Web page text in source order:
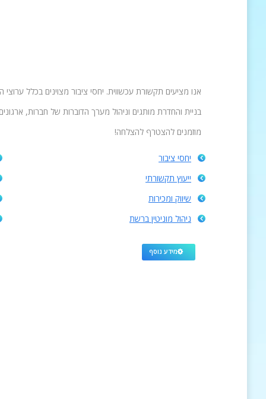
אנו מציעים תקשורת עכשווית. יחסי ציבור מצוינים בכלל
בניית והחדרת מותגים וניהול מערך הדוברות של חברות,
מוזמנים להצטרף להצלחה!
יחסי ציבור
ייעוץ תקשורתי
שיווק ומכירות
ניהול מוניטין ברשת
מידע נוסף